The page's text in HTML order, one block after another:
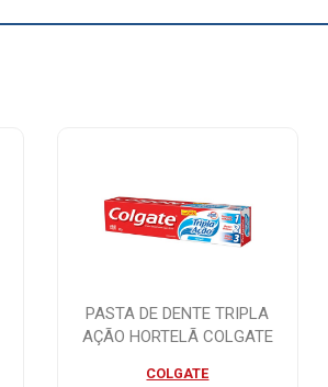
PASTA DE DENTE TRIPLA
AÇÃO HORTELÃ COLGATE
COLGATE